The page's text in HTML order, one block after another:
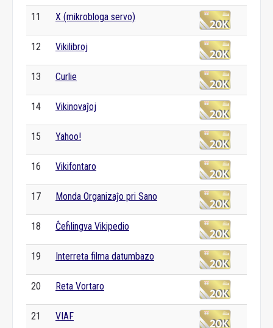
11 X (mikrobloga servo)
12 Vikilibroj
13 Curlie
14 Vikinovaĵoj
15 Yahoo!
16 Vikifontaro
17 Monda Organizaĵo pri Sano
18 Ĉeĥlingva Vikipedio
19 Interreta filma datumbazo
20 Reta Vortaro
21 VIAF